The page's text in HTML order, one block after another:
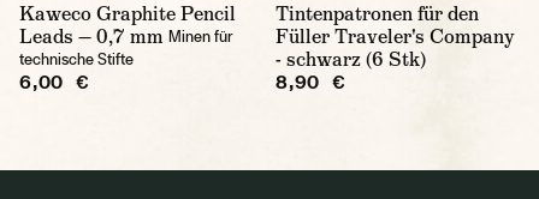
Kaweco Graphite Pencil
Leads — 0,7 mm Minen für
technische Stifte
6,00 €
Tintenpatronen für den
Füller Traveler's Company
- schwarz (6 Stk)
8,90 €